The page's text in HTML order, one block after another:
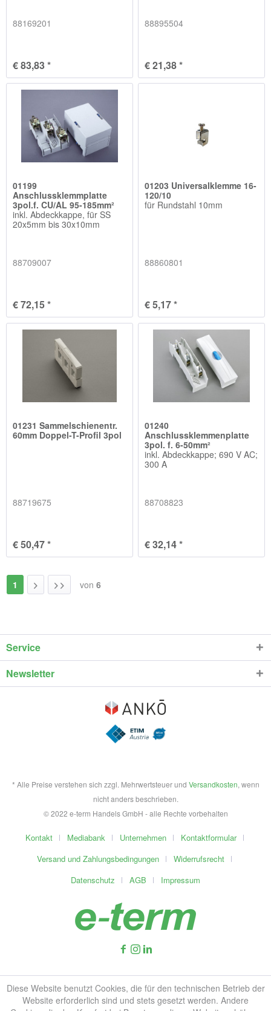
88169201
€ 83,83 *
88895504
€ 21,38 *
01199
Anschlussklemmplatte
3pol.f. CU/AL 95-185mm²
inkl. Abdeckkappe, für SS
20x5mm bis 30x10mm
88709007
€ 72,15 *
01203 Universalklemme 16-
120/10
für Rundstahl 10mm
88860801
€ 5,17 *
01231 Sammelschienentr.
60mm Doppel-T-Profil 3pol
88719675
€ 50,47 *
01240
Anschlussklemmenplatte
3pol. f. 6-50mm²
inkl. Abdeckkappe; 690 V AC;
300 A
88708823
€ 32,14 *
1 von 6
Service
Newsletter
* Alle Preise verstehen sich zzgl. Mehrwertsteuer und Versandkosten, wenn
nicht anders beschrieben.
© 2022 e-term Handels GmbH - alle Rechte vorbehalten
Kontakt Mediabank Unternehmen
Kontaktformular
Versand und Zahlungsbedingungen
Widerrufsrecht
Datenschutz
AGB Impressum
Diese Website benutzt Cookies, die für den technischen Betrieb der
Website erforderlich sind und stets gesetzt werden. Andere